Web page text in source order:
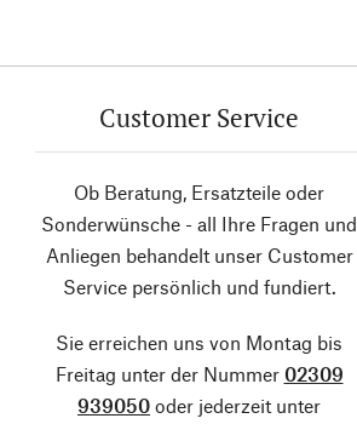
Customer Service
Ob Beratung, Ersatzteile oder
Sonderwünsche - all Ihre Fragen und
Anliegen behandelt unser Customer
Service persönlich und fundiert.
Sie erreichen uns von Montag bis
Freitag unter der Nummer 02309
939050 oder jederzeit unter